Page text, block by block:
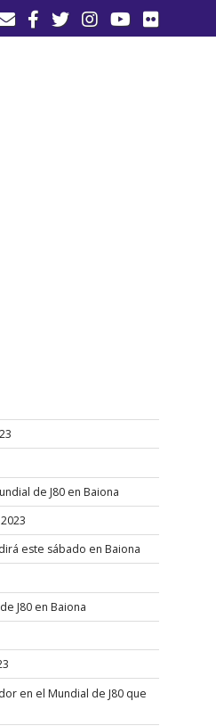
de J80 en Baiona
este sábado en Baiona
J80 en Baiona
en el Mundial de J80 que